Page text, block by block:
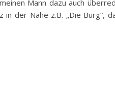
Mann dazu auch
der Nähe z.B. „Die Burg“,